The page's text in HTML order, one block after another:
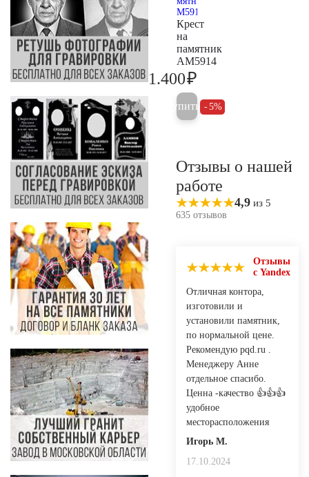
Крест
на
памятник
AM5914
1.400₽
Купить 5%
Отзывы о нашей
работе
4,9 из 5
635 отзывов
Отзывы
с Yandex
Отличная контора,
изготовили и
установили памятник,
по нормальной цене.
Рекомендую pqd.ru .
Менеджеру Анне
отдельное спасибо.
Ценна -качество 👍👍👍
удобное
месторасположения
Игорь М.
17.10.2024